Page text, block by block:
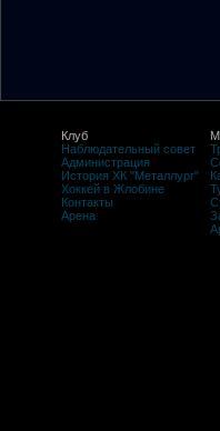
Клуб
Наблюдательный совет
Администрация
История ХК "Металлург"
Хоккей в Жлобине
Контакты
Арена